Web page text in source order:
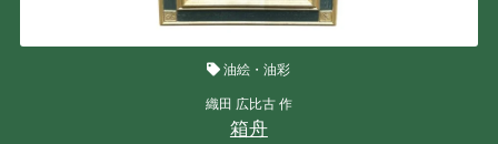
油絵・油彩
織田 広比古 作
箱舟